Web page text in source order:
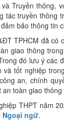
Truyền thông,
tác truyền thông
bảo thông tin
TPHCM đã có
giao thông
đó lưu ý các
tốt nghiệp
an, chính
toàn giao thông
THPT năm
ngữ.